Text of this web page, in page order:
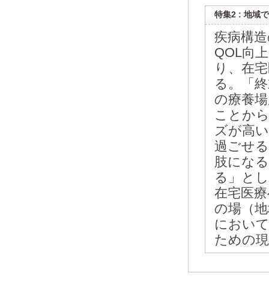
特集2 : 地域
疾病構
QOL向
り、在
る。「
の療養
ことか
ズが高
過ごせ
肢にな
る」と
在宅医
の場（
におい
ための